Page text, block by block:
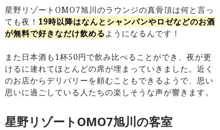
星野リゾートOMO7旭川のラウンジの真骨頂は何と言っ
ても夜！ 19時以降はなんとシャンパンやロゼなどのお酒
が無料で好きなだけ飲めるようになるんです！
また日本酒も1杯50円で飲み比べることができ、夜が更
けるに連れてほとんどの席が埋まっていきました。近く
のお店からデリバリーを頼むこともできるようで、思い
思いに過ごしている人たちの楽しそうな声が響きます。
星野リゾートOMO7旭川の客室